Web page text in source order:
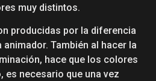
muy distintos.
producidas por la diferencia
También al hacer la
hace que los colores
es necesario que una vez